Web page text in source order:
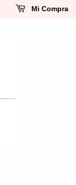
Mi Compra